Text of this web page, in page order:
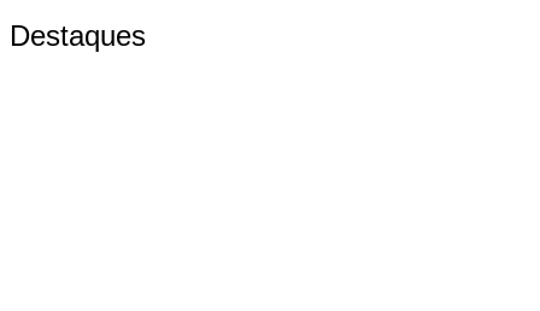
Destaques